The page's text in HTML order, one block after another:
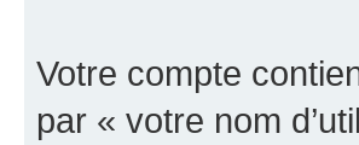
Votre compte
par « votre nom